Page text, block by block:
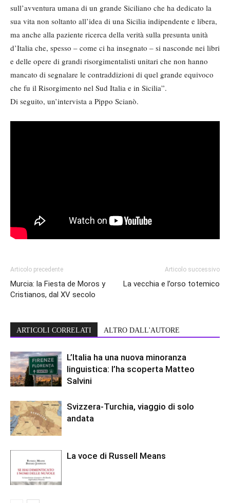
sull’avventura umana di un grande Siciliano che ha dedicato la
sua vita non soltanto all’idea di una Sicilia indipendente e libera,
ma anche alla paziente ricerca della verità sulla presunta unità
d’Italia che, spesso – come ci ha insegnato – si nasconde nei libri
e delle opere di grandi risorgimentalisti unitari che non hanno
mancato di segnalare le contraddizioni di quel grande equivoco
che fu il Risorgimento nel Sud Italia e in Sicilia”.
Di seguito, un’intervista a Pippo Scianò.
Articolo precedente
Murcia: la Fiesta de Moros y
Cristianos, dal XV secolo
Articolo successivo
La vecchia e l’orso totemico
ARTICOLI CORRELATI ALTRO DALL'AUTORE
L’Italia ha una nuova minoranza
linguistica: l’ha scoperta Matteo
Salvini
Svizzera-Turchia, viaggio di solo
andata
La voce di Russell Means